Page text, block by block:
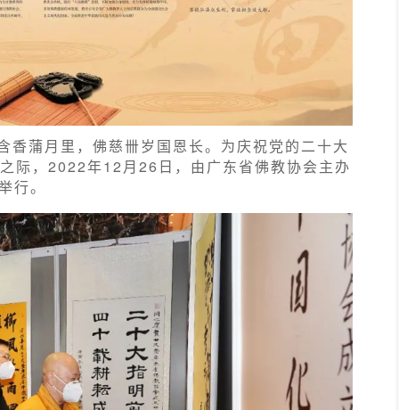
香蒲月里，佛慈卌岁国恩长。为庆祝党的二十大
际，2022年12月26日，由广东省佛教协会主办
行。